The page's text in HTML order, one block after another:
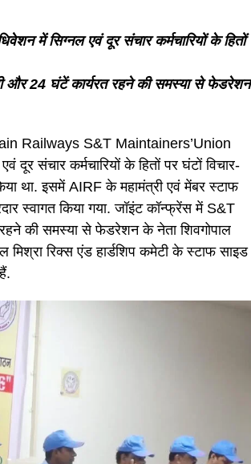
में सिग्नल एवं दूर संचार कर्मचारियों के हितों
और 24 घंटें कार्यरत रहने की समस्या से फेडरेशन
Railways S&T Maintainers’Union
संचार कर्मचारियों के हितों पर घंटों विचार-
था. इसमें AIRF के महामंत्री एवं मेंबर स्टाफ
स्वागत किया गया. जॉइंट कॉन्फ्रेंस में S&T
रहने की समस्या से फेडरेशन के नेता शिवगोपाल
मिश्रा रिक्स एंड हार्डशिप कमेटी के स्टाफ साइड